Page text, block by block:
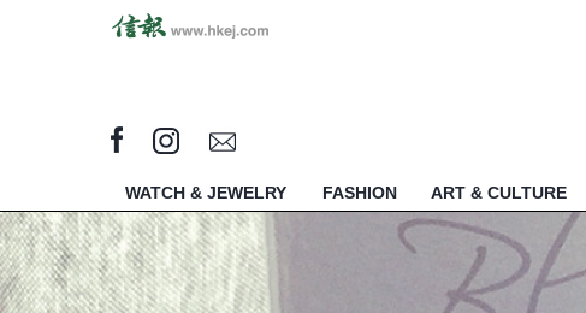
WATCH & JEWELRY FASHION ART & CULTURE